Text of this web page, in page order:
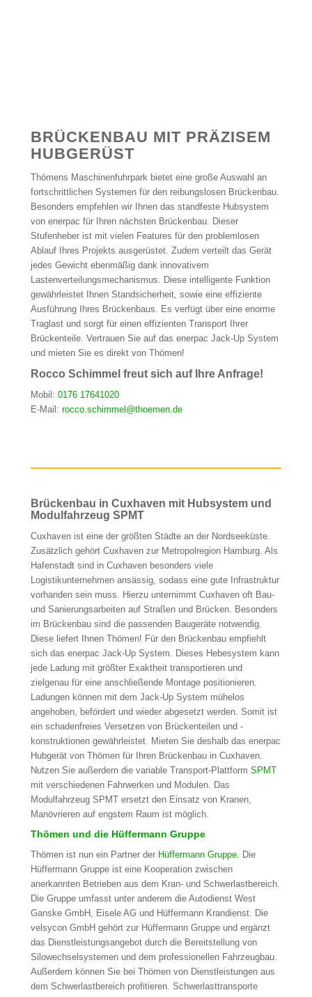
BRÜCKENBAU MIT PRÄZISEM
HUBGERÜST
Thömens Maschinenfuhrpark bietet eine große Auswahl an
fortschrittlichen Systemen für den reibungslosen Brückenbau.
Besonders empfehlen wir Ihnen das standfeste Hubsystem
von enerpac für Ihren nächsten Brückenbau. Dieser
Stufenheber ist mit vielen Features für den problemlosen
Ablauf Ihres Projekts ausgerüstet. Zudem verteilt das Gerät
jedes Gewicht ebenmäßig dank innovativem
Lastenverteilungsmechanismus. Diese intelligente Funktion
gewährleistet Ihnen Standsicherheit, sowie eine effiziente
Ausführung Ihres Brückenbaus. Es verfügt über eine enorme
Traglast und sorgt für einen effizienten Transport Ihrer
Brückenteile. Vertrauen Sie auf das enerpac Jack-Up System
und mieten Sie es direkt von Thömen!
Rocco Schimmel freut sich auf Ihre Anfrage!
Mobil: 0176 17641020
E-Mail: rocco.schimmel@thoemen.de
Brückenbau in Cuxhaven mit Hubsystem und
Modulfahrzeug SPMT
Cuxhaven ist eine der größten Städte an der Nordseeküste.
Zusätzlich gehört Cuxhaven zur Metropolregion Hamburg. Als
Hafenstadt sind in Cuxhaven besonders viele
Logistikunternehmen ansässig, sodass eine gute Infrastruktur
vorhanden sein muss. Hierzu unternimmt Cuxhaven oft Bau-
und Sanierungsarbeiten auf Straßen und Brücken. Besonders
im Brückenbau sind die passenden Baugeräte notwendig.
Diese liefert Ihnen Thömen! Für den Brückenbau empfiehlt
sich das enerpac Jack-Up System. Dieses Hebesystem kann
jede Ladung mit größter Exaktheit transportieren und
zielgenau für eine anschließende Montage positionieren.
Ladungen können mit dem Jack-Up System mühelos
angehoben, befördert und wieder abgesetzt werden. Somit ist
ein schadenfreies Versetzen von Brückenteilen und -
konstruktionen gewährleistet. Mieten Sie deshalb das enerpac
Hubgerät von Thömen für Ihren Brückenbau in Cuxhaven.
Nutzen Sie außerdem die variable Transport-Plattform SPMT
mit verschiedenen Fahrwerken und Modulen. Das
Modulfahrzeug SPMT ersetzt den Einsatz von Kranen,
Manövrieren auf engstem Raum ist möglich.
Thömen und die Hüffermann Gruppe
Thömen ist nun ein Partner der Hüffermann Gruppe. Die
Hüffermann Gruppe ist eine Kooperation zwischen
anerkannten Betrieben aus dem Kran- und Schwerlastbereich.
Die Gruppe umfasst unter anderem die Autodienst West
Ganske GmbH, Eisele AG und Hüffermann Krandienst. Die
velsycon GmbH gehört zur Hüffermann Gruppe und ergänzt
das Dienstleistungsangebot durch die Bereitstellung von
Silowechselsystemen und dem professionellen Fahrzeugbau.
Außerdem können Sie bei Thömen von Dienstleistungen aus
dem Schwerlastbereich profitieren. Schwerlasttransporte